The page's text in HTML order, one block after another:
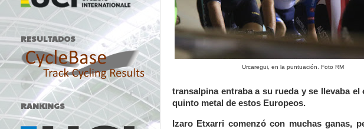
Urcaregui, en la puntuación. Foto RM
transalpina entraba a su rueda y se llevaba
quinto metal de estos Europeos.
Izaro Etxarri comenzó con muchas ganas,
RESULTADOS
RANKINGS